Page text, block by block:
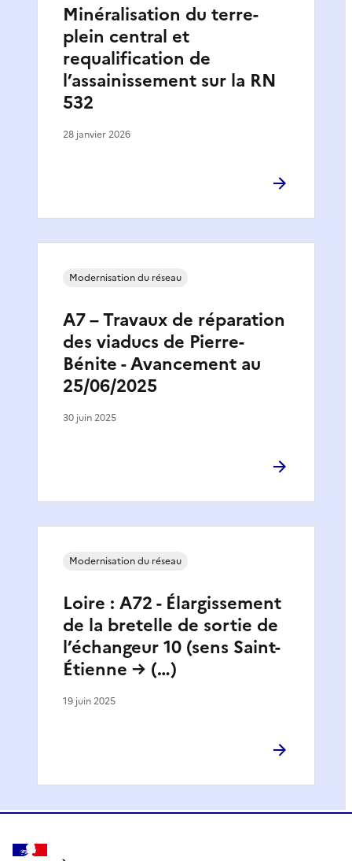
Minéralisation du terre-
plein central et
requalification de
l’assainissement sur la RN
532
28 janvier 2026
A7 – Travaux de réparation
des viaducs de Pierre-
Bénite - Avancement au
25/06/2025
Modernisation du réseau
30 juin 2025
Loire : A72 - Élargissement
de la bretelle de sortie de
l’échangeur 10 (sens Saint-
Étienne → (…)
Modernisation du réseau
19 juin 2025